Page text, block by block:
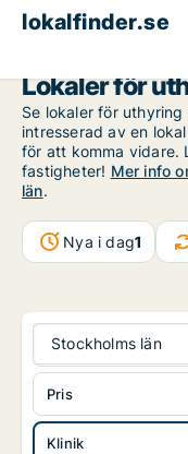
lokalfinder.se
Lokaler för
Se lokaler för
intresserad av en
för att komma vidare.
fastigheter! Mer info
län.
Nya i dag1
Stockholms län
Klinik
Pris